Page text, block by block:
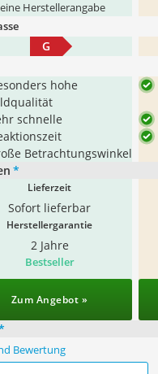
Herstellerangabe
G
hohe
schnelle
Betrachtungswinkel
*
Lieferzeit
Sofort lieferbar
Herstellergarantie
2 Jahre
Bestseller
Zum Angebot »
Bewertung